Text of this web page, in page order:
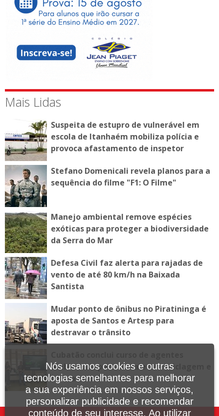
Mais Lidas
Suspeita de estupro de vulnerável em
escola de Itanhaém mobiliza polícia e
provoca afastamento de inspetor
Stefano Domenicali revela planos para a
sequência do filme "F1: O Filme"
Manejo ambiental remove espécies
exóticas para proteger a biodiversidade
da Serra do Mar
Defesa Civil faz alerta para rajadas de
vento de até 80 km/h na Baixada
Santista
Mudar ponto de ônibus no Piratininga é
aposta de Santos e Artesp para
destravar o trânsito
ambientais para fortalecer reciclagem e
coleta seletiva
Nós usamos cookies e outras
tecnologias semelhantes para melhorar
a sua experiência em nossos serviços,
personalizar publicidade e recomendar
conteúdo de seu interesse. Ao utilizar